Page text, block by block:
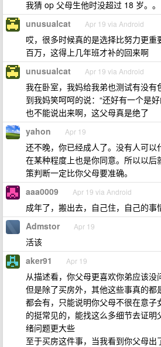
我猜 op 父母生他时没超过 18 岁。。
unusualcat Apr 19 via Android
哎，很多时候真的是选择比努力更
百万，这得上几年班才补的回来啊
unusualcat Apr 19 via Android
我在卧室，我妈给我弟也测试有没
到我妈笑呵呵的说：“还好有一个是
也不能说出来啊，这父母真是绝了
yahon Apr 19
还不晚，你已经成人了。没有人可
在某种程度上也是你同意。所以以
策判断一定比你父母要准确。
aaa0009 Apr 19 via Android
成年了，搬出去，自己住，自己的事
Admstor Apr 19
活该
aker91 Apr 19
从描述看，你父母更喜欢你弟应该没
但是除了买房外，其他这些事真的
都会有，只能说明你父母不很在意
的挺常见的，能找这么多细节去证
绪问题更大些
至于买房这件事，当我看到你父母